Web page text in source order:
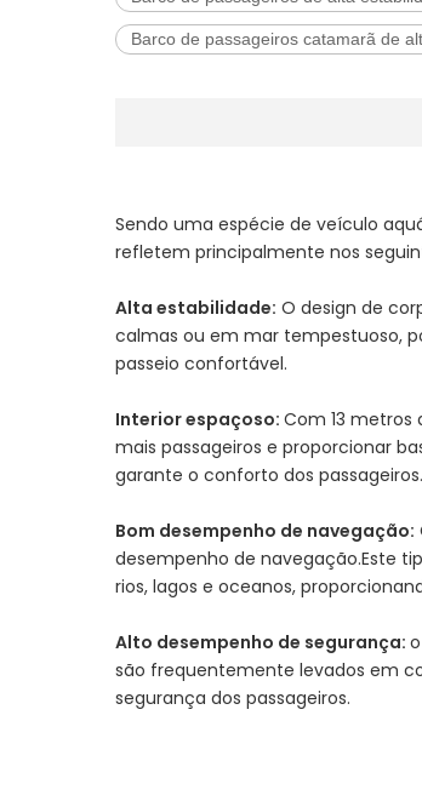
Barco de passageiros catamarã de
Sendo uma espécie de veículo
refletem principalmente nos
Alta estabilidade: O design de
calmas ou em mar tempestuoso,
passeio confortável.
Interior espaçoso: Com 13
mais passageiros e proporcionar
garante o conforto dos passageiros.
Bom desempenho de navegação:
desempenho de navegação.Este
rios, lagos e oceanos,
Alto desempenho de segurança:
são frequentemente levados em
segurança dos passageiros.